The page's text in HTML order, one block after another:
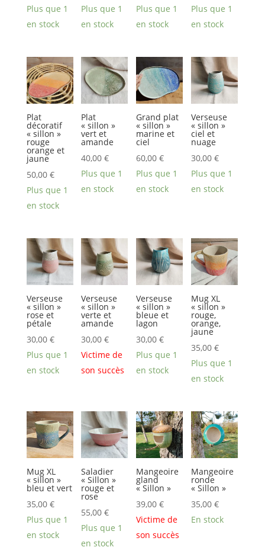
Plus que 1
en stock
Plus que 1
en stock
Plus que 1
en stock
Plus que 1
en stock
Plat
décoratif
« sillon »
rouge
orange et
jaune
50,00 €
Plus que 1
en stock
Plat
« sillon »
vert et
amande
40,00€
Plus que 1
en stock
Grand plat
« sillon »
marine et
ciel
60,00€
Plus que 1
en stock
Verseuse
« sillon »
ciel et
nuage
30,00 €
Plus que 1
en stock
Verseuse
« sillon »
rose et
pétale
30,00 €
Plus que 1
en stock
Verseuse
« sillon »
verte et
amande
30,00€
Victime de
son succès
Verseuse
« sillon »
bleue et
lagon
30,00€
Plus que 1
en stock
Mug XL
« sillon »
rouge,
orange,
jaune
35,00 €
Plus que 1
en stock
Mug XL
« sillon »
bleu et vert
35,00 €
Plus que 1
en stock
Saladier
« Sillon »
rouge et
rose
55,00€
Plus que 1
en stock
Mangeoire
gland
« Sillon »
39,00€
Victime de
son succès
Mangeoire
ronde
« Sillon »
35,00 €
En stock